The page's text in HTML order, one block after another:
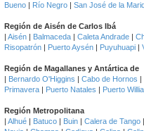
Bueno | Río Negro | San José de la
Región de Aisén de Carlos Ibá
| Aisén | Balmaceda | Caleta Andrade |
Risopatrón | Puerto Aysén | Puyuhuapi |
Región de Magallanes y Antártica de
| Bernardo O'Higgins | Cabo de Hornos |
Primavera | Puerto Natales | Puerto
Región Metropolitana
| Alhué | Batuco | Buin | Calera de Tango |